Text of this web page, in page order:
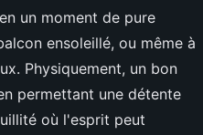
un moment de pure
ensoleillé, ou même à
Physiquement, un bon
permettant une détente
où l'esprit peut